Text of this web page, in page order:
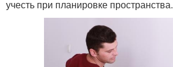
учесть при планировке пространства.